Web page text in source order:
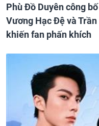
Phù Đồ Duyên công
Vương Hạc Đệ và
khiến fan phấn khích